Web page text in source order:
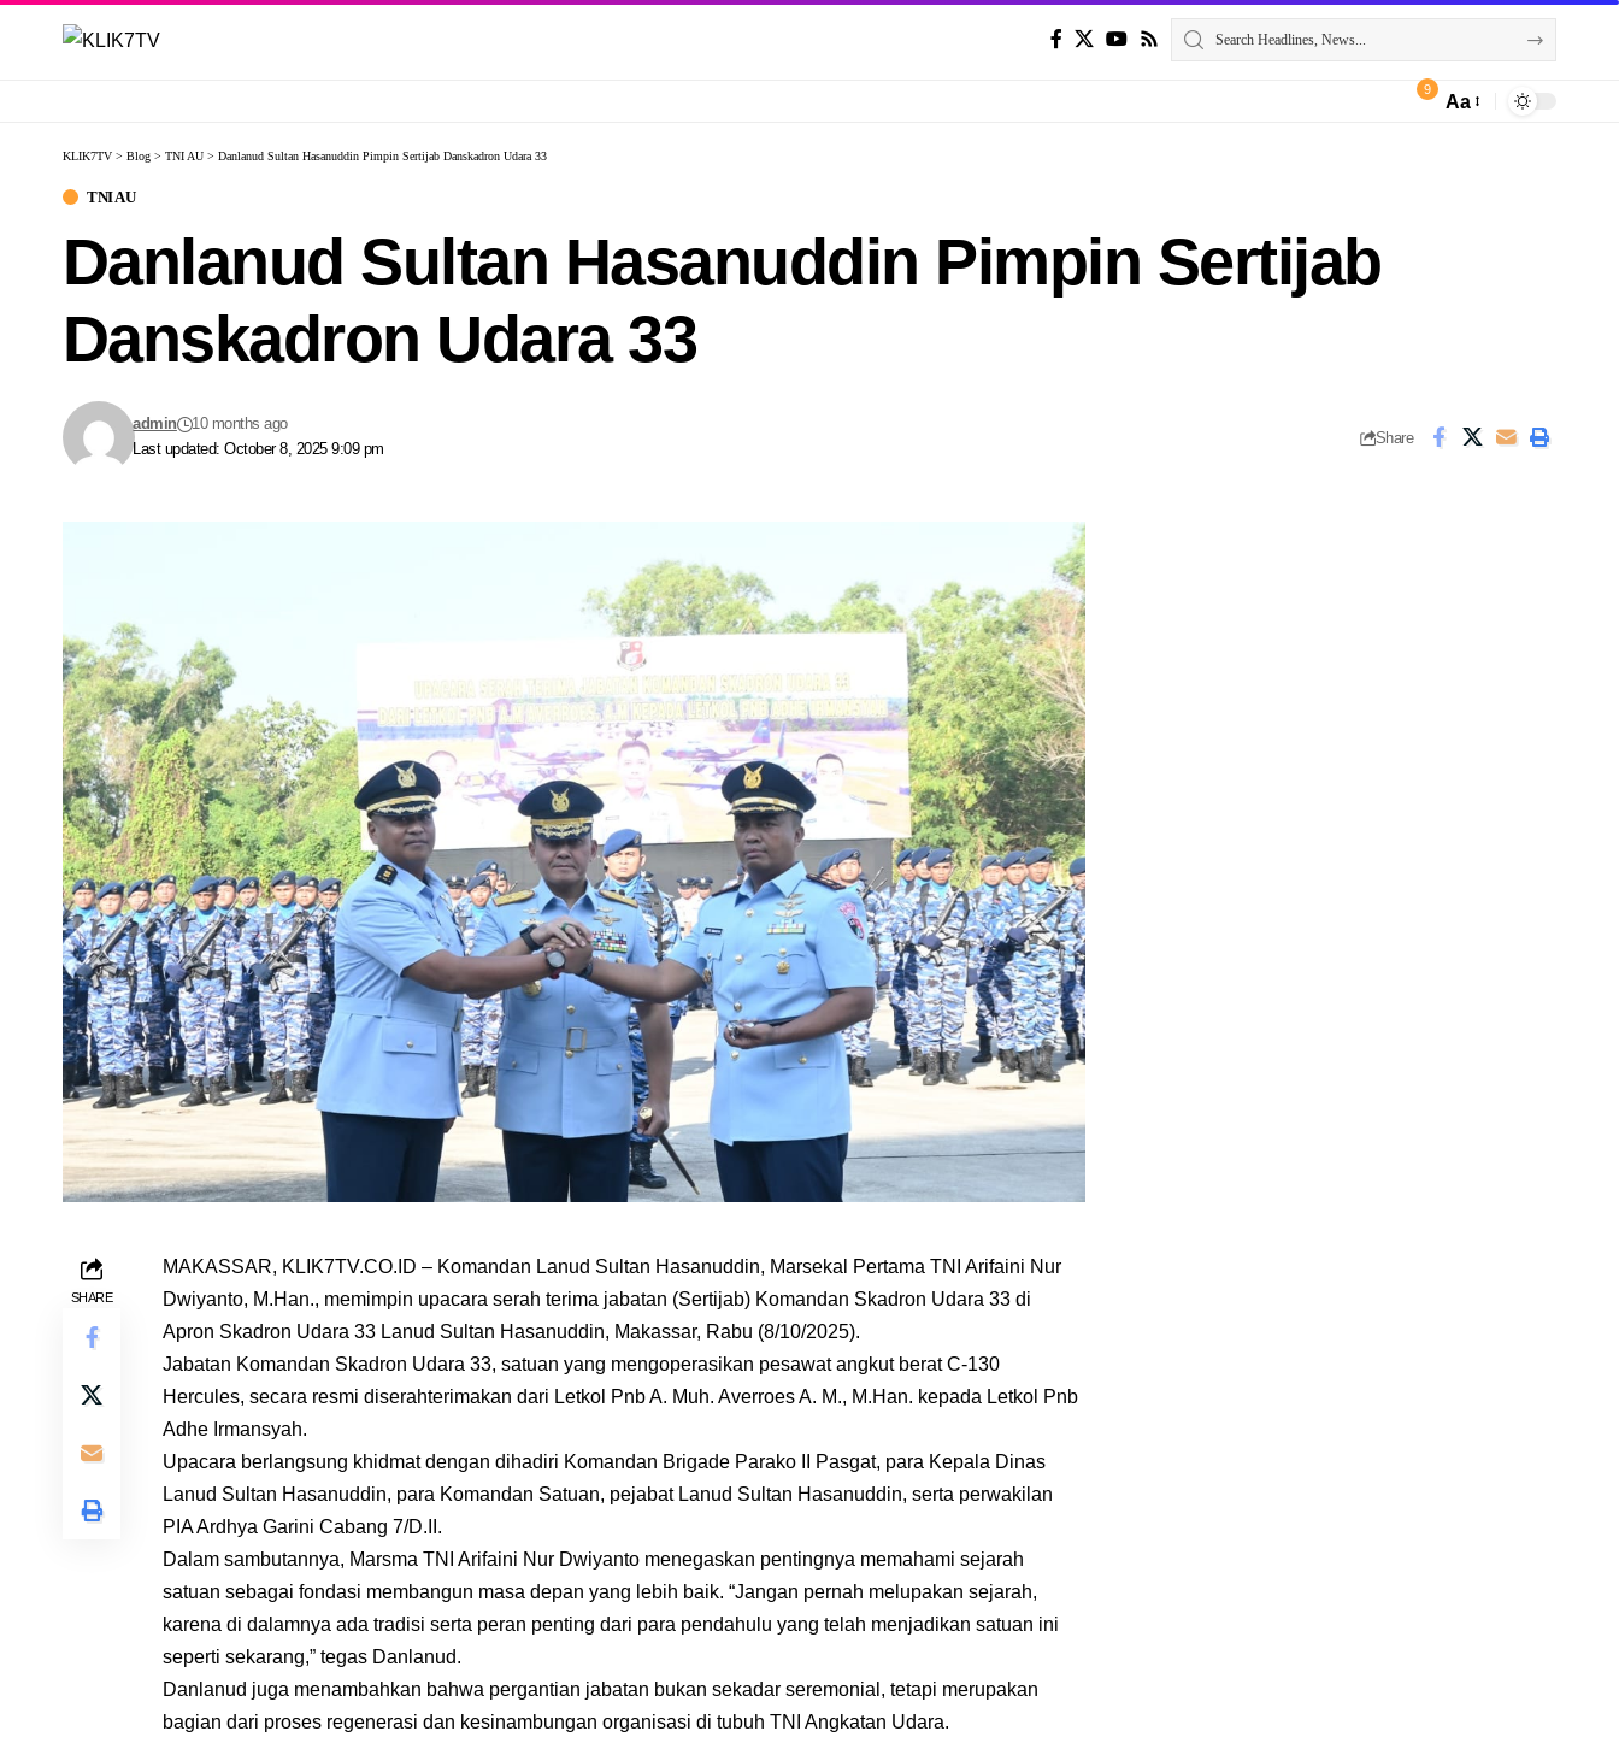
9
Aa
KLIK7TV > Blog > TNI AU > Danlanud Sultan Hasanuddin Pimpin Sertijab Danskadron Udara 33
TNI AU
Danlanud Sultan Hasanuddin Pimpin Sertijab
Danskadron Udara 33
Last updated: October 8, 2025 9:09 pm
admin 10 months ago
Share
SHARE
MAKASSAR, KLIK7TV.CO.ID – Komandan Lanud Sultan Hasanuddin, Marsekal Pertama TNI Arifaini Nur
Dwiyanto, M.Han., memimpin upacara serah terima jabatan (Sertijab) Komandan Skadron Udara 33 di
Apron Skadron Udara 33 Lanud Sultan Hasanuddin, Makassar, Rabu (8/10/2025).
Jabatan Komandan Skadron Udara 33, satuan yang mengoperasikan pesawat angkut berat C-130
Hercules, secara resmi diserahterimakan dari Letkol Pnb A. Muh. Averroes A. M., M.Han. kepada Letkol Pnb
Adhe Irmansyah.
Upacara berlangsung khidmat dengan dihadiri Komandan Brigade Parako II Pasgat, para Kepala Dinas
Lanud Sultan Hasanuddin, para Komandan Satuan, pejabat Lanud Sultan Hasanuddin, serta perwakilan
PIA Ardhya Garini Cabang 7/D.II.
Dalam sambutannya, Marsma TNI Arifaini Nur Dwiyanto menegaskan pentingnya memahami sejarah
satuan sebagai fondasi membangun masa depan yang lebih baik. “Jangan pernah melupakan sejarah,
karena di dalamnya ada tradisi serta peran penting dari para pendahulu yang telah menjadikan satuan ini
seperti sekarang,” tegas Danlanud.
Danlanud juga menambahkan bahwa pergantian jabatan bukan sekadar seremonial, tetapi merupakan
bagian dari proses regenerasi dan kesinambungan organisasi di tubuh TNI Angkatan Udara.